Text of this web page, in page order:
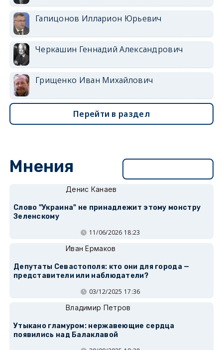
Гапицонов Илларион Юрьевич
Черкашин Геннадий Александрович
Грищенко Иван Михайлович
Перейти в раздел
Мнения
Денис Канаев
Слово "Украина" не принадлежит этому монстру
Зеленскому
11/06/2026 18:23
Иван Ермаков
Депутаты Севастополя: кто они для города —
представители или наблюдатели?
03/12/2025 17:36
Владимир Петров
Утыкано гламуром: нержавеющие сердца
появились над Балаклавой